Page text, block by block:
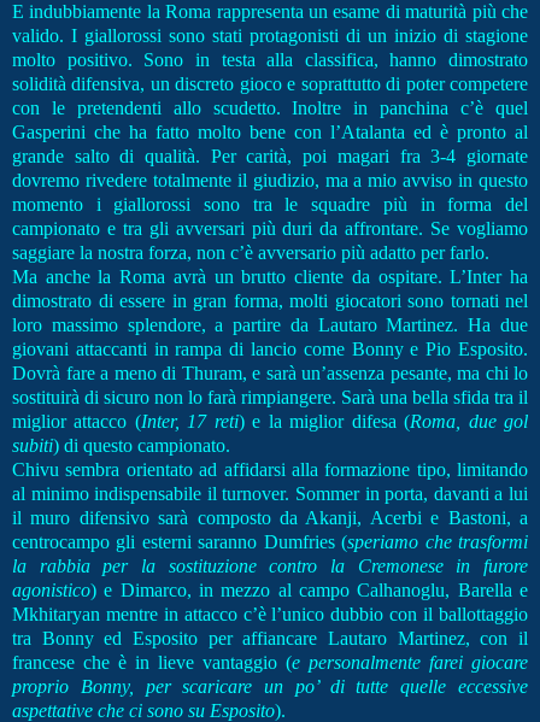
E indubbiamente la Roma rappresenta un esame di maturità più che
valido. I giallorossi sono stati protagonisti di un inizio di stagione
molto positivo. Sono in testa alla classifica, hanno dimostrato
solidità difensiva, un discreto gioco e soprattutto di poter competere
con le pretendenti allo scudetto. Inoltre in panchina c’è quel
Gasperini che ha fatto molto bene con l’Atalanta ed è pronto al
grande salto di qualità. Per carità, poi magari fra 3-4 giornate
dovremo rivedere totalmente il giudizio, ma a mio avviso in questo
momento i giallorossi sono tra le squadre più in forma del
campionato e tra gli avversari più duri da affrontare. Se vogliamo
saggiare la nostra forza, non c’è avversario più adatto per farlo.
Ma anche la Roma avrà un brutto cliente da ospitare. L’Inter ha
dimostrato di essere in gran forma, molti giocatori sono tornati nel
loro massimo splendore, a partire da Lautaro Martinez. Ha due
giovani attaccanti in rampa di lancio come Bonny e Pio Esposito.
Dovrà fare a meno di Thuram, e sarà un’assenza pesante, ma chi lo
sostituirà di sicuro non lo farà rimpiangere. Sarà una bella sfida tra il
miglior attacco (Inter, 17 reti) e la miglior difesa (Roma, due gol
subiti) di questo campionato.
Chivu sembra orientato ad affidarsi alla formazione tipo, limitando
al minimo indispensabile il turnover. Sommer in porta, davanti a lui
il muro difensivo sarà composto da Akanji, Acerbi e Bastoni, a
centrocampo gli esterni saranno Dumfries (speriamo che trasformi
la rabbia per la sostituzione contro la Cremonese in furore
agonistico) e Dimarco, in mezzo al campo Calhanoglu, Barella e
Mkhitaryan mentre in attacco c’è l’unico dubbio con il ballottaggio
tra Bonny ed Esposito per affiancare Lautaro Martinez, con il
francese che è in lieve vantaggio (e personalmente farei giocare
proprio Bonny, per scaricare un po’ di tutte quelle eccessive
aspettative che ci sono su Esposito).